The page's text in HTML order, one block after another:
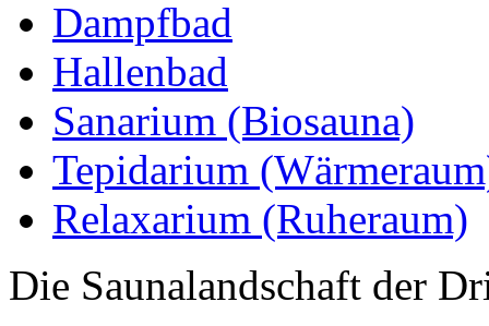
Dampfbad
Hallenbad
Sanarium (Biosauna)
Tepidarium
Relaxarium (Ruheraum)
Die Saunalandschaft der